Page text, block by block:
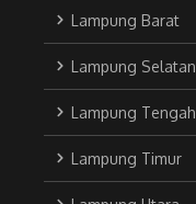
Lampung Barat
Lampung Selatan
Lampung Tengah
Lampung Timur